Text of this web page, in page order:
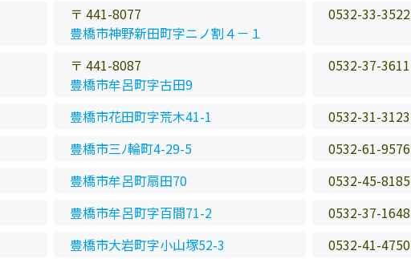
〒 441-8077
豊橋市神野新田町字ニノ割４－１
0532-33-3522
〒 441-8087
豊橋市牟呂町字古田9
0532-37-3611
豊橋市花田町字荒木41-1
0532-31-3123
豊橋市三ﾉ輪町4-29-5
0532-61-9576
豊橋市牟呂町扇田70
0532-45-8185
豊橋市牟呂町字百間71-2
0532-37-1648
豊橋市大岩町字小山塚52-3
0532-41-4750